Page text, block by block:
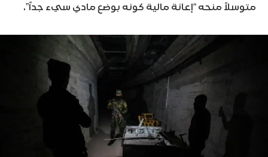
متوسلاً منحه “إعانة مالية كونه بوضع مادي سيء جداً”.